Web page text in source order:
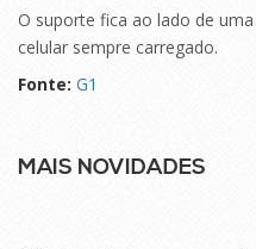
O suporte fica ao lado de
celular sempre carregado.
Fonte: G1
MAIS NOVIDADES